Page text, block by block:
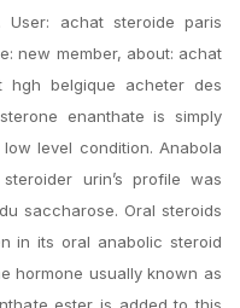
User: achat steroide paris
new member, about: achat
belgique acheter des
enanthate is simply
level condition. Anabola
urin’s profile was
saccharose. Oral steroids
in its oral anabolic steroid
hormone usually known as